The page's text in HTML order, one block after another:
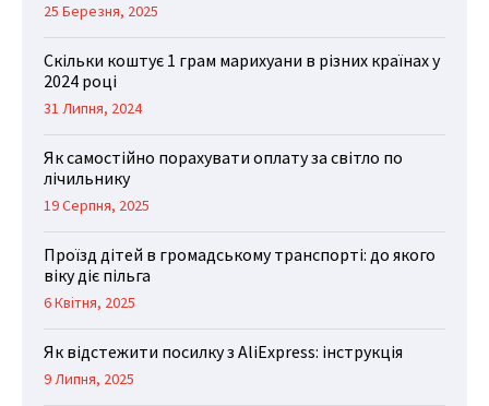
25 Березня, 2025
Скільки коштує 1 грам марихуани в різних країнах у
2024 році
31 Липня, 2024
Як самостійно порахувати оплату за світло по
лічильнику
19 Серпня, 2025
Проїзд дітей в громадському транспорті: до якого
віку діє пільга
6 Квітня, 2025
Як відстежити посилку з AliExpress: інструкція
9 Липня, 2025